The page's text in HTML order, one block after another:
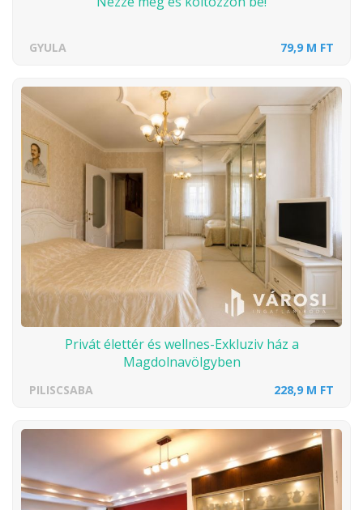
GYULA 79,9 M FT
Privát élettér és wellnes-Exkluziv ház a
Magdolnavölgyben
PILISCSABA 228,9 M FT